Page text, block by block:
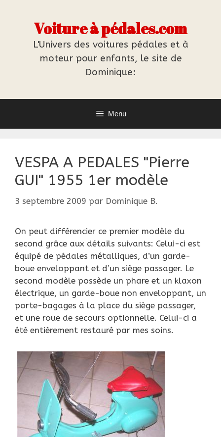
Voiture à pédales.com
L'Univers des voitures pédales et à
moteur pour enfants, le site de
Dominique:
Menu
VESPA A PEDALES "Pierre
GUI" 1955 1er modèle
3 septembre 2009 par Dominique B.
On peut différencier ce premier modèle du
second grâce aux détails suivants: Celui-ci est
équipé de pédales métalliques, d’un garde-
boue enveloppant et d’un siège passager. Le
second modèle possède un phare et un klaxon
électrique, un garde-boue non enveloppant, un
porte-bagages à la place du siège passager,
et une roue de secours optionnelle. Celui-ci a
été entièrement restauré par mes soins.